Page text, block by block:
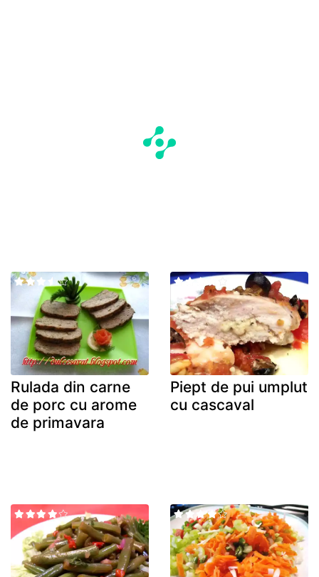
Rulada din carne
de porc cu arome
de primavara
Piept de pui umplut
cu cascaval